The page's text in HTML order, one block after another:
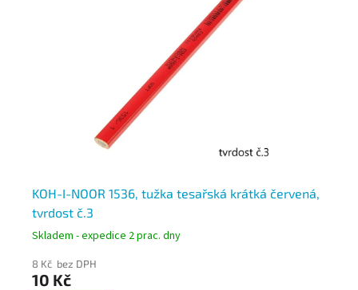
KOH-I-NOOR 1536, tužka tesařská krátká červená,
tvrdost č.3
Skladem - expedice 2 prac. dny
8 Kč bez DPH
10 Kč